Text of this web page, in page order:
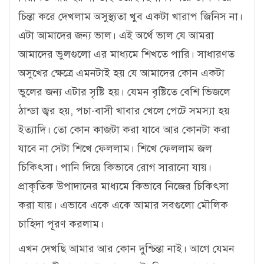
চিন্তা করে দেখলাম অসুস্থ্যতা খুব একটা খারাপ জিনিস না।
এটা আমাদের জন্য ভাল। এই অর্থে ভাল যে আমরা
আমাদের ভুলগুলো এর মাধ্যমে শিখতে পারি। সাধারণত
অসুখের ক্ষেত্রে এমনটাই হয় যে আমাদের কোন একটা
ভুলের জন্য এটার সৃষ্টি হয়। যেমন বৃষ্টিতে বেশি ভিজলে
ঠান্ডা জ্বর হয়, পচা-বাসী খাবার খেলে পেটে সমস্যা হয়
ইত্যাদি। তো কোন কাজটা করা যাবে আর কোনটা করা
যাবে না সেটা শিখে ফেললাম। শিখে ফেললাম জল
চিকিৎসা। পানি দিয়ে কিভাবে রোগ সারানো যায়।
প্রাকৃতিক উপাদানের মাধ্যমে কিভাবে নিজের চিকিৎসা
করা যায়। এভাবে একে একে আমার সবগুলো মৌলিক
চাহিদা পূরণ করলাম।
এখন দেখছি আমার আর কোন দুশ্চিন্তা নাই। আগে যেমন